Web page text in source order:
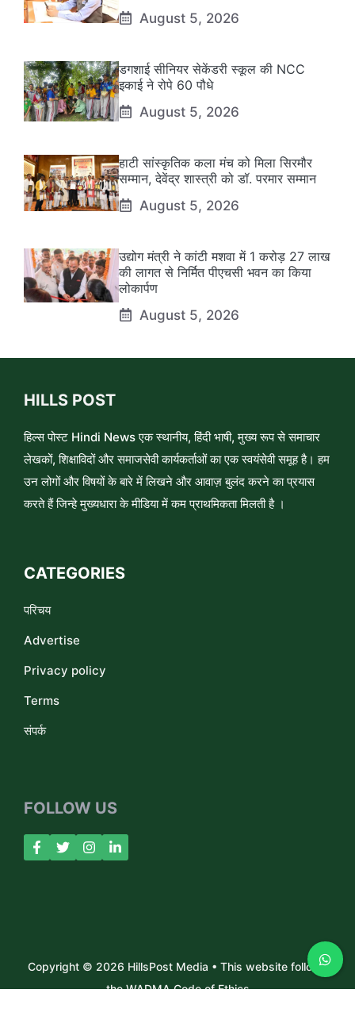
August 5, 2026
डगशाई सीनियर सेकेंडरी स्कूल की NCC
इकाई ने रोपे 60 पौधे
August 5, 2026
हाटी सांस्कृतिक कला मंच को मिला सिरमौर
सम्मान, देवेंद्र शास्त्री को डॉ. परमार सम्मान
August 5, 2026
उद्योग मंत्री ने कांटी मशवा में 1 करोड़ 27 लाख
की लागत से निर्मित पीएचसी भवन का किया
लोकार्पण
August 5, 2026
HILLS POST
हिल्स पोस्ट Hindi News एक स्थानीय, हिंदी भाषी, मुख्य रूप से समाचार
लेखकों, शिक्षाविदों और समाजसेवी कार्यकर्ताओं का एक स्वयंसेवी समूह है। हम
उन लोगों और विषयों के बारे में लिखने और आवाज़ बुलंद करने का प्रयास
करते हैं जिन्हे मुख्यधारा के मीडिया में कम प्राथमिकता मिलती है ।
CATEGORIES
परिचय
Advertise
Privacy policy
Terms
संपर्क
FOLLOW US
Copyright © 2026 HillsPost Media • This website follows
the WADMA Code of Ethics